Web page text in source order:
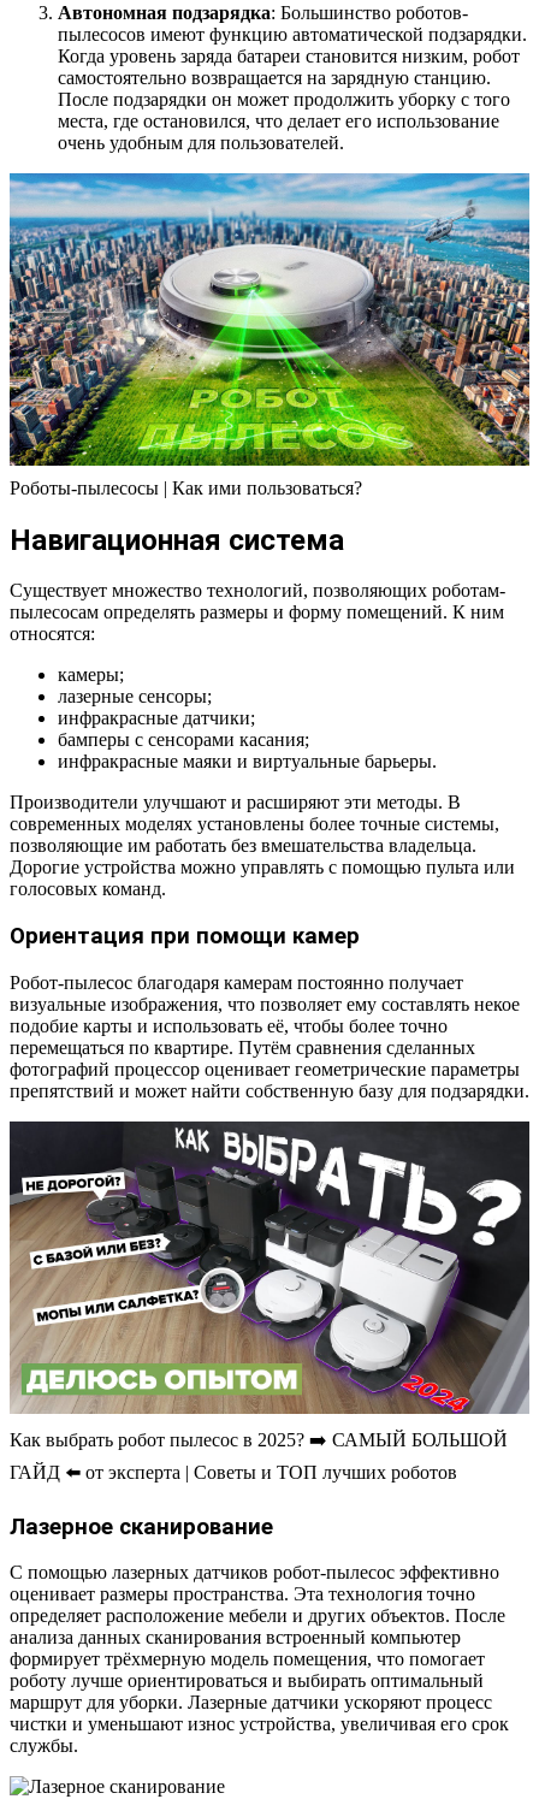
Автономная подзарядка: Большинство роботов-
пылесосов имеют функцию автоматической подзарядки.
Когда уровень заряда батареи становится низким, робот
самостоятельно возвращается на зарядную станцию.
После подзарядки он может продолжить уборку с того
места, где остановился, что делает его использование
очень удобным для пользователей.
Роботы-пылесосы | Как ими пользоваться?
Навигационная система
Существует множество технологий, позволяющих роботам-
пылесосам определять размеры и форму помещений. К ним
относятся:
камеры;
лазерные сенсоры;
инфракрасные датчики;
бамперы с сенсорами касания;
инфракрасные маяки и виртуальные барьеры.
Производители улучшают и расширяют эти методы. В
современных моделях установлены более точные системы,
позволяющие им работать без вмешательства владельца.
Дорогие устройства можно управлять с помощью пульта или
голосовых команд.
Ориентация при помощи камер
Робот-пылесос благодаря камерам постоянно получает
визуальные изображения, что позволяет ему составлять некое
подобие карты и использовать её, чтобы более точно
перемещаться по квартире. Путём сравнения сделанных
фотографий процессор оценивает геометрические параметры
препятствий и может найти собственную базу для подзарядки.
Как выбрать робот пылесос в 2025? ➡️ САМЫЙ БОЛЬШОЙ
ГАЙД ⬅️ от эксперта | Советы и ТОП лучших роботов
Лазерное сканирование
С помощью лазерных датчиков робот-пылесос эффективно
оценивает размеры пространства. Эта технология точно
определяет расположение мебели и других объектов. После
анализа данных сканирования встроенный компьютер
формирует трёхмерную модель помещения, что помогает
роботу лучше ориентироваться и выбирать оптимальный
маршрут для уборки. Лазерные датчики ускоряют процесс
чистки и уменьшают износ устройства, увеличивая его срок
службы.